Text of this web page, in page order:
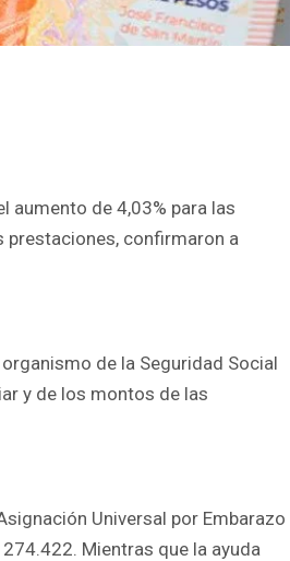
aumento de 4,03% para las
prestaciones, confirmaron a
de la Seguridad Social
y de los montos de las
Universal por Embarazo
Mientras que la ayuda